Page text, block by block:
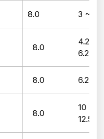
8.0 3 ~
8.0
4.2 ~
6.2
8.0 6.2 ~
8.0
10 ~
12.5